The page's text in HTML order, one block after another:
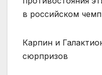
в российском
Карпин и
сюрпризов